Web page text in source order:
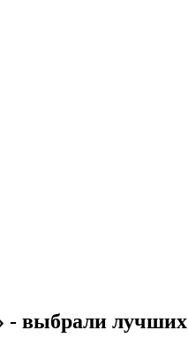
- выбрали лучших